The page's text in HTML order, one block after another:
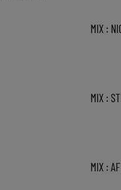
MIX :
MIX :
MIX :